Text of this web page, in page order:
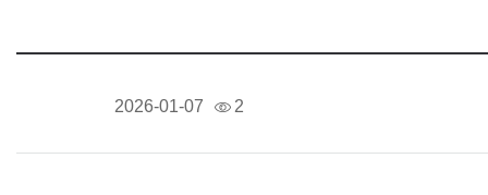
2026-01-07 2